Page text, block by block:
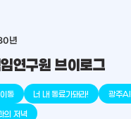
충청남도place
천안
place
세종
place
판교
place
오송
place
대덕
place
원주
년
연구원 브이로그
동 너 내 동료가돼라! 광주
의 저녁